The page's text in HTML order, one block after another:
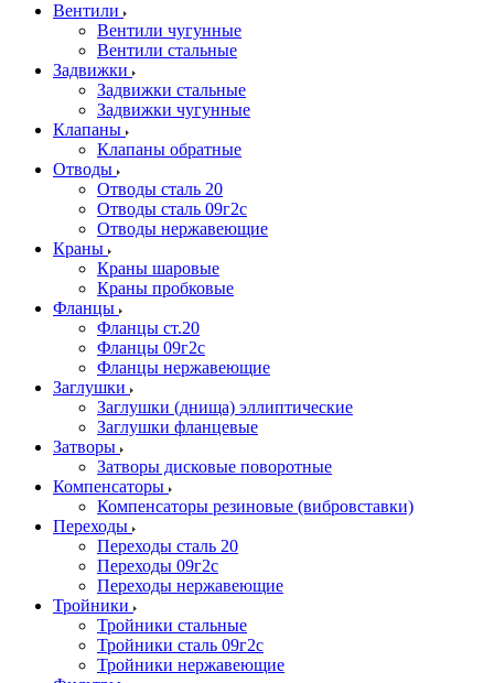
Вентили
Вентили чугунные
Вентили стальные
Задвижки
Задвижки стальные
Задвижки чугунные
Клапаны
Клапаны обратные
Отводы
Отводы сталь 20
Отводы сталь 09г2с
Отводы нержавеющие
Краны
Краны шаровые
Краны пробковые
Фланцы
Фланцы ст.20
Фланцы 09г2с
Фланцы нержавеющие
Заглушки
Заглушки (днища) эллиптические
Заглушки фланцевые
Затворы
Затворы дисковые поворотные
Компенсаторы
Компенсаторы резиновые (вибровставки)
Переходы
Переходы сталь 20
Переходы 09г2с
Переходы нержавеющие
Тройники
Тройники стальные
Тройники сталь 09г2с
Тройники нержавеющие